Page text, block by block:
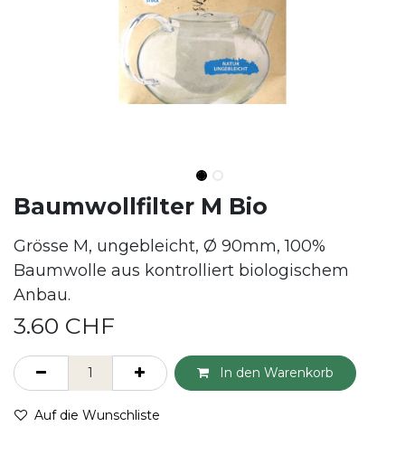
Baumwollfilter M Bio
Grösse M, ungebleicht, Ø 90mm, 100%
Baumwolle aus kontrolliert biologischem
Anbau.
3.60 CHF
In den Warenkorb
Auf die Wunschliste